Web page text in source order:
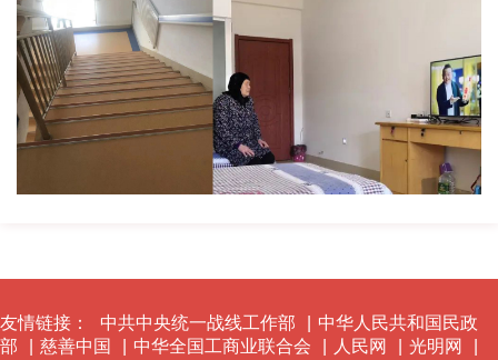
友情链接： 中共中央统一战线工作部
中华人民共和国民政
部
慈善中国 中华全国工商业联合会 人民网 光明网